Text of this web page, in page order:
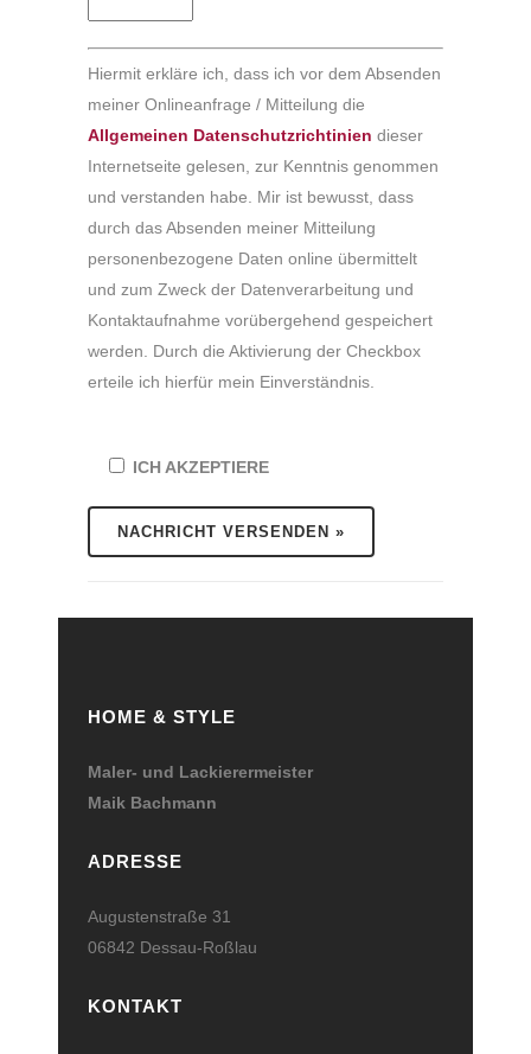
Hiermit erkläre ich, dass ich vor dem Absenden
meiner Onlineanfrage / Mitteilung die
Allgemeinen Datenschutzrichtinien dieser
Internetseite gelesen, zur Kenntnis genommen
und verstanden habe. Mir ist bewusst, dass
durch das Absenden meiner Mitteilung
personenbezogene Daten online übermittelt
und zum Zweck der Datenverarbeitung und
Kontaktaufnahme vorübergehend gespeichert
werden. Durch die Aktivierung der Checkbox
erteile ich hierfür mein Einverständnis.
ICH AKZEPTIERE
HOME & STYLE
Maler- und Lackierermeister
Maik Bachmann
ADRESSE
Augustenstraße 31
06842 Dessau-Roßlau
KONTAKT